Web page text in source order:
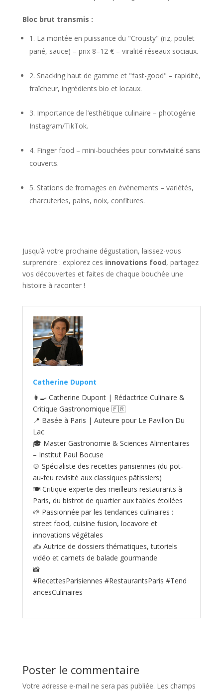
Bloc brut transmis :
La montée en puissance du "Crousty" (riz, poulet
pané, sauce) – prix 8–12 € – viralité réseaux sociaux.
Snacking haut de gamme et "fast-good" – rapidité,
fraîcheur, ingrédients bio et locaux.
Importance de l’esthétique culinaire – photogénie
Instagram/TikTok.
Finger food – mini-bouchées pour convivialité sans
couverts.
Stations de fromages en événements – variétés,
charcuteries, pains, noix, confitures.
Jusqu’à votre prochaine dégustation, laissez-vous
surprendre : explorez ces innovations food, partagez
vos découvertes et faites de chaque bouchée une
histoire à raconter !
Catherine Dupont
👩‍🍳 Catherine Dupont | Rédactrice Culinaire &
Critique Gastronomique 🇫🇷
📍 Basée à Paris | Auteure pour Le Pavillon Du
Lac
🎓 Master Gastronomie & Sciences Alimentaires
– Institut Paul Bocuse
🍲 Spécialiste des recettes parisiennes (du pot-
au‑feu revisité aux classiques pâtissiers)
🍽️ Critique experte des meilleurs restaurants à
Paris, du bistrot de quartier aux tables étoilées
🌱 Passionnée par les tendances culinaires :
street food, cuisine fusion, locavore et
innovations végétales
✍️ Autrice de dossiers thématiques, tutoriels
vidéo et carnets de balade gourmande
📸
#RecettesParisiennes #RestaurantsParis #Tend
ancesCulinaires
Poster le commentaire
Votre adresse e-mail ne sera pas publiée. Les champs